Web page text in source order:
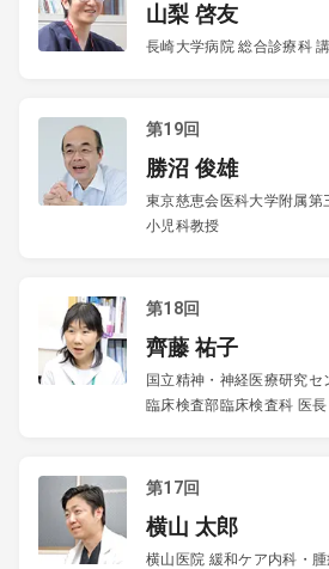
山梨 啓友
長崎大学病院 総合診療科
第19回
勝沼 俊雄
東京慈恵会医科大学附属第
小児科教授
第18回
齊藤 祐子
国立精神・神経医療研究セ
臨床検査部臨床検査科 医長
第17回
横山 太郎
横山医院 緩和ケア内科・